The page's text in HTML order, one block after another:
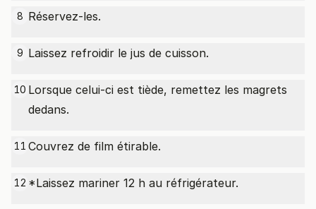
8 Réservez-les.
9 Laissez refroidir le jus de cuisson.
10 Lorsque celui-ci est tiède, remettez les magrets
dedans.
11 Couvrez de film étirable.
12 *Laissez mariner 12 h au réfrigérateur.